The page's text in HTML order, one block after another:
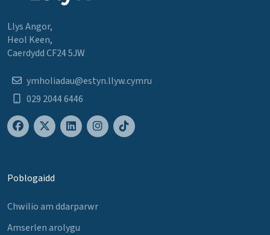
Llys Angor,
Heol Keen,
Caerdydd CF24 5JW
ymholiadau@estyn.llyw.cymru
029 2044 6446
Poblogaidd
Chwilio am ddarparwr
Amserlen arolygu